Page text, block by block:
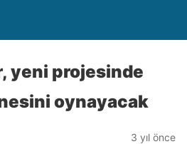
yeni projesinde
oynayacak
3 yıl önce